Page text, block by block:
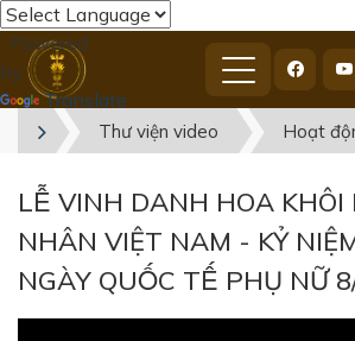
Thư viện video Hoạt
LỄ VINH DANH HOA KHÔI
NHÂN VIỆT NAM - KỶ
NGÀY QUỐC TẾ PHỤ NỮ
Powered
by
Translate